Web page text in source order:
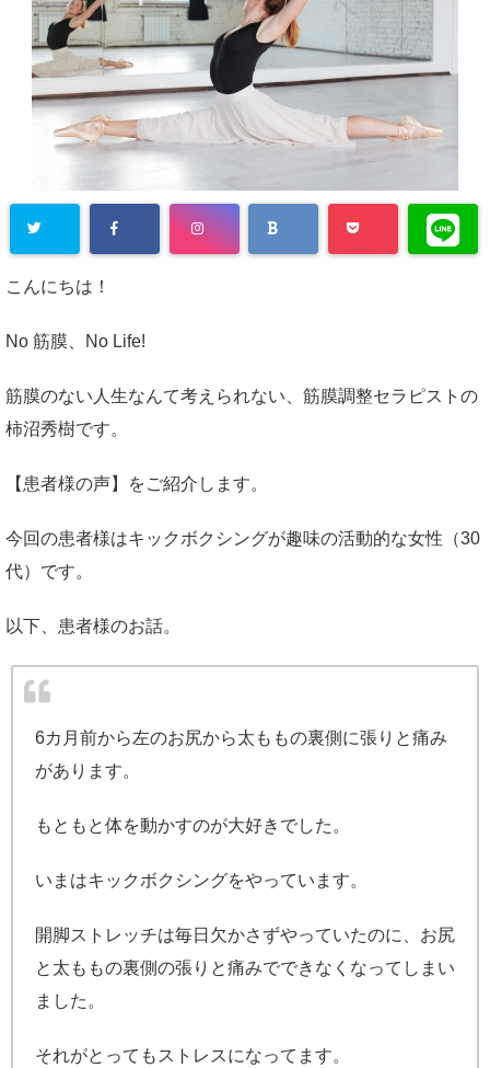
こんにちは！
No 筋膜、No Life!
筋膜のない人生なんて考えられない、筋膜調整セラピストの
柿沼秀樹です。
【患者様の声】をご紹介します。
今回の患者様はキックボクシングが趣味の活動的な女性（30
代）です。
以下、患者様のお話。
6カ月前から左のお尻から太ももの裏側に張りと痛み
があります。
もともと体を動かすのが大好きでした。
いまはキックボクシングをやっています。
開脚ストレッチは毎日欠かさずやっていたのに、お尻
と太ももの裏側の張りと痛みでできなくなってしまい
ました。
それがとってもストレスになってます。